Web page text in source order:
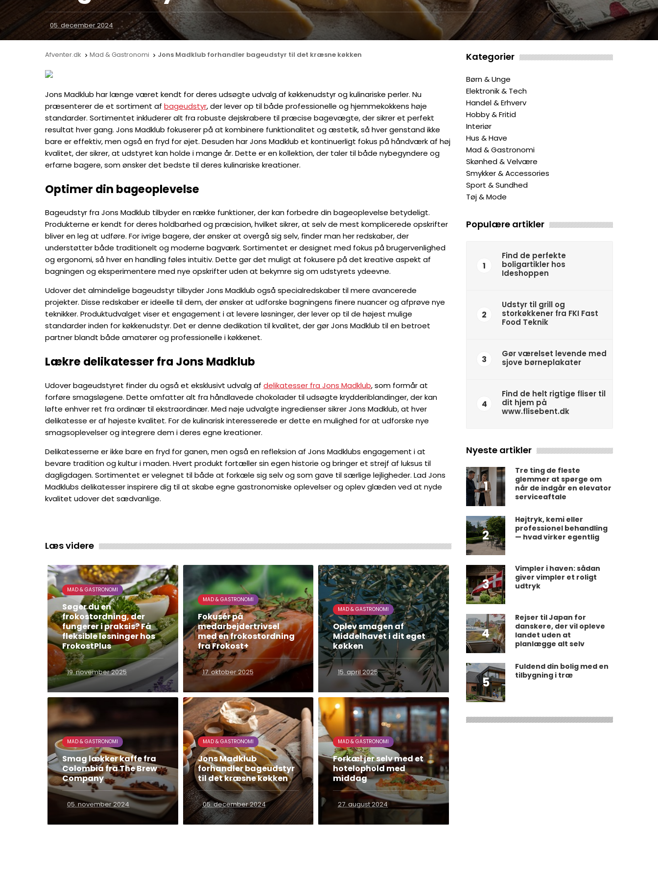
05. december 2024
Afventer.dk  Mad & Gastronomi  Jons Madklub forhandler bageudstyr til det kræsne køkken
Jons Madklub har længe været kendt for deres udsøgte udvalg af køkkenudstyr og kulinariske perler. Nu
præsenterer de et sortiment af bageudstyr, der lever op til både professionelle og hjemmekokkens høje
standarder. Sortimentet inkluderer alt fra robuste dejskrabere til præcise bagevægte, der sikrer et perfekt
resultat hver gang. Jons Madklub fokuserer på at kombinere funktionalitet og æstetik, så hver genstand ikke
bare er effektiv, men også en fryd for øjet. Desuden har Jons Madklub et kontinuerligt fokus på håndværk af høj
kvalitet, der sikrer, at udstyret kan holde i mange år. Dette er en kollektion, der taler til både nybegyndere og
erfarne bagere, som ønsker det bedste til deres kulinariske kreationer.
Optimer din bageoplevelse
Bageudstyr fra Jons Madklub tilbyder en række funktioner, der kan forbedre din bageoplevelse betydeligt.
Produkterne er kendt for deres holdbarhed og præcision, hvilket sikrer, at selv de mest komplicerede opskrifter
bliver en leg at udføre. For ivrige bagere, der ønsker at overgå sig selv, finder man her redskaber, der
understøtter både traditionelt og moderne bagværk. Sortimentet er designet med fokus på brugervenlighed
og ergonomi, så hver en handling føles intuitiv. Dette gør det muligt at fokusere på det kreative aspekt af
bagningen og eksperimentere med nye opskrifter uden at bekymre sig om udstyrets ydeevne.
Udover det almindelige bageudstyr tilbyder Jons Madklub også specialredskaber til mere avancerede
projekter. Disse redskaber er ideelle til dem, der ønsker at udforske bagningens finere nuancer og afprøve nye
teknikker. Produktudvalget viser et engagement i at levere løsninger, der lever op til de højest mulige
standarder inden for køkkenudstyr. Det er denne dedikation til kvalitet, der gør Jons Madklub til en betroet
partner blandt både amatører og professionelle i køkkenet.
Lækre delikatesser fra Jons Madklub
Udover bageudstyret finder du også et eksklusivt udvalg af delikatesser fra Jons Madklub, som formår at
forføre smagsløgene. Dette omfatter alt fra håndlavede chokolader til udsøgte krydderiblandinger, der kan
løfte enhver ret fra ordinær til ekstraordinær. Med nøje udvalgte ingredienser sikrer Jons Madklub, at hver
delikatesse er af højeste kvalitet. For de kulinarisk interesserede er dette en mulighed for at udforske nye
smagsoplevelser og integrere dem i deres egne kreationer.
Delikatesserne er ikke bare en fryd for ganen, men også en refleksion af Jons Madklubs engagement i at
bevare tradition og kultur i maden. Hvert produkt fortæller sin egen historie og bringer et strejf af luksus til
dagligdagen. Sortimentet er velegnet til både at forkæle sig selv og som gave til særlige lejligheder. Lad Jons
Madklubs delikatesser inspirere dig til at skabe egne gastronomiske oplevelser og oplev glæden ved at nyde
kvalitet udover det sædvanlige.
Læs videre
MAD & GASTRONOMI
Søger du en
frokostordning, der
fungerer i praksis? Få
fleksible løsninger hos
FrokostPlus
19. november 2025
MAD & GASTRONOMI
Fokusér på
medarbejdertrivsel
med en frokostordning
fra Frokost+
17. oktober 2025
MAD & GASTRONOMI
Oplev smagen af
Middelhavet i dit eget
køkken
15. april 2025
MAD & GASTRONOMI
Smag lækker kaffe fra
Colombia fra The Brew
Company
05. november 2024
MAD & GASTRONOMI
Jons Madklub
forhandler bageudstyr
til det kræsne køkken
05. december 2024
MAD & GASTRONOMI
Forkæl jer selv med et
hotelophold med
middag
27. august 2024
Kategorier
Børn & Unge
Elektronik & Tech
Handel & Erhverv
Hobby & Fritid
Interiør
Hus & Have
Mad & Gastronomi
Skønhed & Velvære
Smykker & Accessories
Sport & Sundhed
Tøj & Mode
Populære artikler
1
Find de perfekte
boligartikler hos
Ideshoppen
2
Udstyr til grill og
storkøkkener fra FKI Fast
Food Teknik
3
Gør værelset levende med
sjove børneplakater
4
Find de helt rigtige fliser til
dit hjem på
www.flisebent.dk
Nyeste artikler
1
Tre ting de fleste
glemmer at spørge om
når de indgår en elevator
serviceaftale
2
Højtryk, kemi eller
professionel behandling
— hvad virker egentlig
3
Vimpler i haven: sådan
giver vimpler et roligt
udtryk
4
Rejser til Japan for
danskere, der vil opleve
landet uden at
planlægge alt selv
5
Fuldend din bolig med en
tilbygning i træ